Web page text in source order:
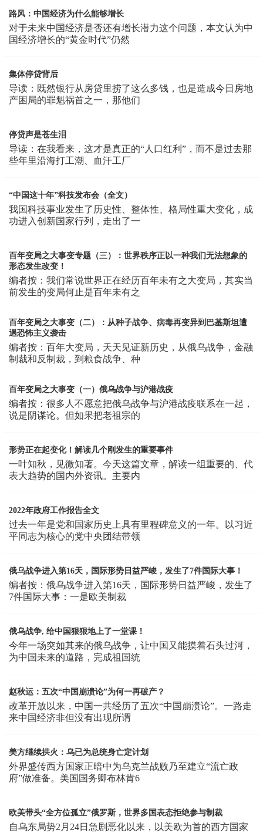
路风：中国经济为什么能够增长
对于未来中国经济是否还有增长潜力这个问题，本文认为中
国经济增长的“黄金时代”仍然
集体停贷背后
导读：既然银行从房贷里捞了这么多钱，也是造成今日房地
产困局的罪魁祸首之一，那他们
停贷声是苍生泪
导读：在我看来，这才是真正的“人口红利”，而不是过去那
些年里沿海打工潮、血汗工厂
“中国这十年”科技发布会（全文）
我国科技事业发生了历史性、整体性、格局性重大变化，成
功进入创新国家行列，走出了一
百年变局之大事变专题（三）：世界秩序正以一种我们无法想象的
形态发生改变！
编者按：我们常说世界正在经历百年未有之大变局，其实当
前发生的变局何止是百年未有之
百年变局之大事变（二）：从种子战争、病毒再变异到巴基斯坦遭
遇恐怖主义袭击
编者按：百年大变局，天天见证新历史，从俄乌战争，金融
制裁和反制裁，到粮食战争、种
百年变局之大事变（一）俄乌战争与沪港战疫
编者按：很多人不愿意把俄乌战争与沪港战疫联系在一起，
说是阴谋论。但如果把老祖宗的
形势正在起变化！解读几个刚发生的重要事件
一叶知秋，见微知著。今天这篇文章，解读一组重要的、代
表大趋势的国内外资讯。主要内
2022年政府工作报告全文
过去一年是党和国家历史上具有里程碑意义的一年。以习近
平同志为核心的党中央团结带领
俄乌战争进入第16天，国际形势日益严峻，发生了7件国际大事！
编者按：俄乌战争进入第16天，国际形势日益严峻，发生了
7件国际大事：一是欧美制裁
俄乌战争, 给中国狠狠地上了一堂课！
今年一场突如其来的俄乌战争，让中国又能摸着石头过河，
为中国未来的道路，完成祖国统
赵秋运：五次“中国崩溃论”为何一再破产？
改革开放以来，中国一共经历了五次“中国崩溃论”。一路走
来中国经济非但没有出现所谓
美方继续拱火：乌已为总统身亡定计划
外界盛传西方国家正暗中为乌克兰战败乃至建立“流亡政
府”做准备。美国国务卿布林肯6
欧美带头“全方位孤立”俄罗斯，世界多国表态拒绝参与制裁
自乌东局势2月24日急剧恶化以来，以美欧为首的西方国家